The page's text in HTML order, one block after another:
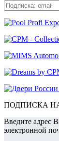
ПОДПИСКА
Введите адрес
электронной